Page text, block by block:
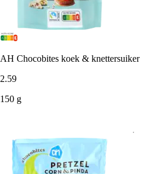
AH Chocobites koek & knettersuiker
2.59
150 g